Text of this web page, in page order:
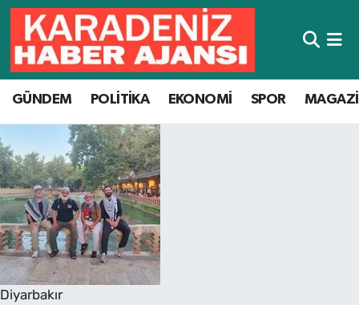
GÜNDEM POLİTİKA EKONOMİ SPOR
Diyarbakır
Hava Durumu
Trafik Durumu
Süper Lig Puan Durumu ve Fikstür
Tüm Manşetler
Son Dakika Haberleri
Haber Arşivi